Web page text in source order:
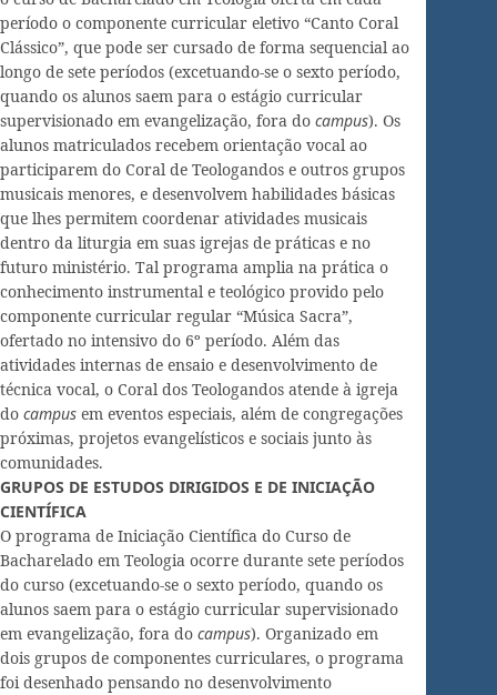
período o componente curricular eletivo “Canto Coral
Clássico”, que pode ser cursado de forma sequencial ao
longo de sete períodos (excetuando-se o sexto período,
quando os alunos saem para o estágio curricular
supervisionado em evangelização, fora do campus). Os
alunos matriculados recebem orientação vocal ao
participarem do Coral de Teologandos e outros grupos
musicais menores, e desenvolvem habilidades básicas
que lhes permitem coordenar atividades musicais
dentro da liturgia em suas igrejas de práticas e no
futuro ministério. Tal programa amplia na prática o
conhecimento instrumental e teológico provido pelo
componente curricular regular “Música Sacra”,
ofertado no intensivo do 6º período. Além das
atividades internas de ensaio e desenvolvimento de
técnica vocal, o Coral dos Teologandos atende à igreja
do campus em eventos especiais, além de congregações
próximas, projetos evangelísticos e sociais junto às
comunidades.
GRUPOS DE ESTUDOS DIRIGIDOS E DE INICIAÇÃO
CIENTÍFICA
O programa de Iniciação Científica do Curso de
Bacharelado em Teologia ocorre durante sete períodos
do curso (excetuando-se o sexto período, quando os
alunos saem para o estágio curricular supervisionado
em evangelização, fora do campus). Organizado em
dois grupos de componentes curriculares, o programa
foi desenhado pensando no desenvolvimento